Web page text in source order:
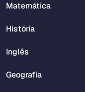
Matemática
História
Inglês
Geografia